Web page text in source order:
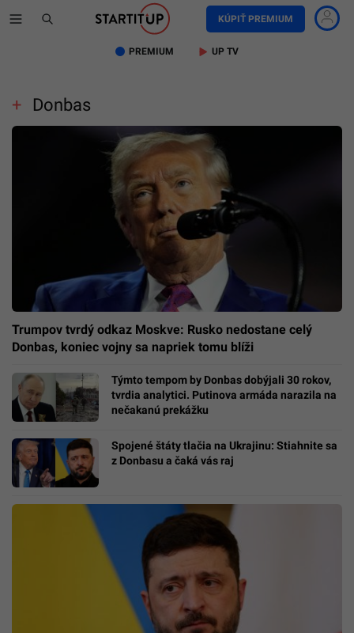
KÚPIŤ PREMIUM
PREMIUM UP TV
Donbas
Trumpov tvrdý odkaz Moskve: Rusko nedostane celý
Donbas, koniec vojny sa napriek tomu blíži
Týmto tempom by Donbas dobýjali 30 rokov,
tvrdia analytici. Putinova armáda narazila na
nečakanú prekážku
Spojené štáty tlačia na Ukrajinu: Stiahnite sa
z Donbasu a čaká vás raj